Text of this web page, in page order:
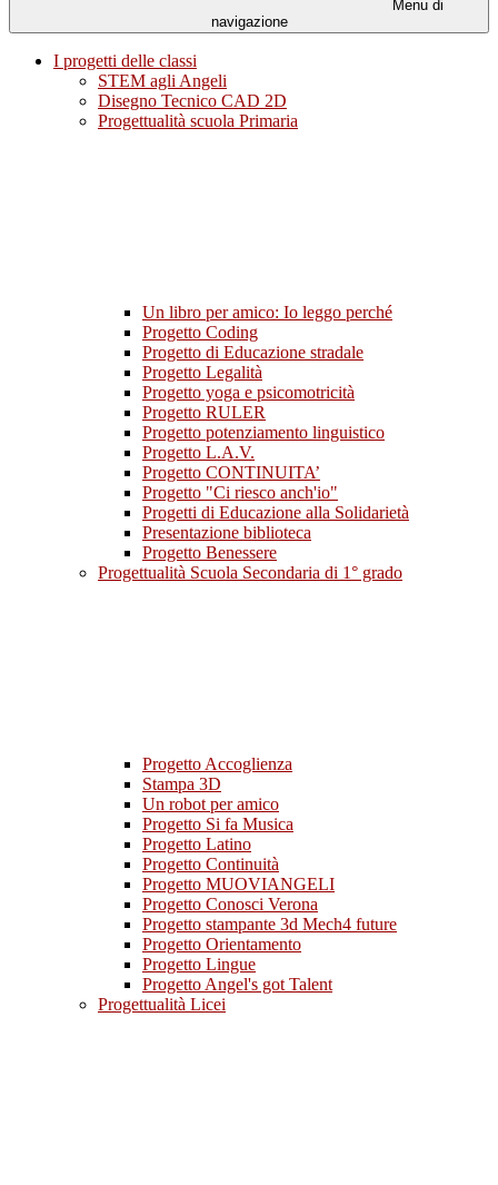
Menu di
navigazione
I progetti delle classi
STEM agli Angeli
Disegno Tecnico CAD 2D
Progettualità scuola Primaria
Un libro per amico: Io leggo perché
Progetto Coding
Progetto di Educazione stradale
Progetto Legalità
Progetto yoga e psicomotricità
Progetto RULER
Progetto potenziamento linguistico
Progetto L.A.V.
Progetto CONTINUITA’
Progetto "Ci riesco anch'io"
Progetti di Educazione alla Solidarietà
Presentazione biblioteca
Progetto Benessere
Progettualità Scuola Secondaria di 1° grado
Progetto Accoglienza
Stampa 3D
Un robot per amico
Progetto Si fa Musica
Progetto Latino
Progetto Continuità
Progetto MUOVIANGELI
Progetto Conosci Verona
Progetto stampante 3d Mech4 future
Progetto Orientamento
Progetto Lingue
Progetto Angel's got Talent
Progettualità Licei